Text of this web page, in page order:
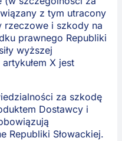
z tym utracony
rzeczowe i szkody na
prawnego Republiki
wyższej
X jest
za szkodę
Dostawcy i
Republiki Słowackiej.